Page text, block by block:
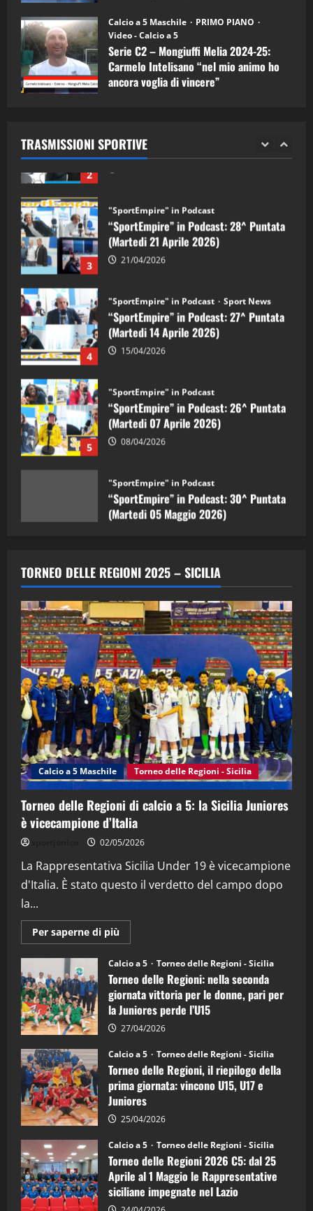
Calcio a 5 Maschile
PRIMO PIANO
Video - Calcio a 5
Serie C2 – Mongiuffi Melia 2024-25:
Carmelo Intelisano “nel mio animo ho
ancora voglia di vincere”
TRASMISSIONI SPORTIVE
1
“SportEmpire” in Podcast: 30^ Puntata
(Martedi 05 Maggio 2026)
08/05/2026
2 28/04/2026
3
(Martedi 21 Aprile 2026)
21/04/2026
4
(Martedi 14 Aprile 2026)
15/04/2026
5
(Martedi 07 Aprile 2026)
08/04/2026
(Martedi 05 Maggio 2026)
08/05/2026
2
“SportEmpire” in Podcast: 29^ Puntata
(Martedi 28 Aprile 2026)
28/04/2026
3
"SportEmpire" in Podcast
“SportEmpire” in Podcast: 28^ Puntata
(Martedi 21 Aprile 2026)
21/04/2026
4
"SportEmpire" in Podcast Sport News
“SportEmpire” in Podcast: 27^ Puntata
(Martedi 14 Aprile 2026)
15/04/2026
"SportEmpire" in Podcast
“SportEmpire” in Podcast: 26^ Puntata
08/04/2026
TORNEO DELLE REGIONI 2025 – SICILIA
Calcio a 5 Maschile Torneo delle Regioni - Sicilia
Torneo delle Regioni di calcio a 5: la Sicilia Juniores
è vicecampione d’Italia
02/05/2026
La Rappresentativa Sicilia Under 19 è vicecampione
d'Italia. È stato questo il verdetto del campo dopo
la...
Per saperne di più
informazioni
Torneo
delle
Regioni
di
calcio
a
5:
la
Juniores
è
vicecampione
d’Italia
Calcio a 5 Torneo delle Regioni - Sicilia
Torneo delle Regioni: nella seconda
giornata vittoria per le donne, pari per
la Juniores perde l’U15
27/04/2026
Calcio a 5 Torneo delle Regioni - Sicilia
Torneo delle Regioni, il riepilogo della
prima giornata: vincono U15, U17 e
Juniores
25/04/2026
Calcio a 5 Torneo delle Regioni - Sicilia
Torneo delle Regioni 2026 C5: dal 25
Aprile al 1 Maggio le Rappresentative
siciliane impegnate nel Lazio